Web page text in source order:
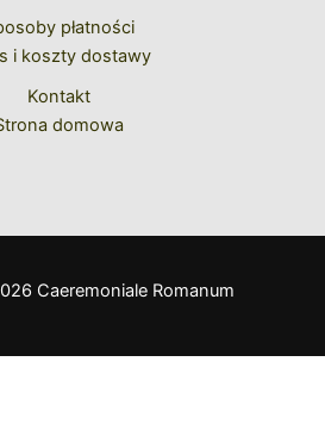
płatności
i koszty dostawy
Kontakt
domowa
Caeremoniale Romanum